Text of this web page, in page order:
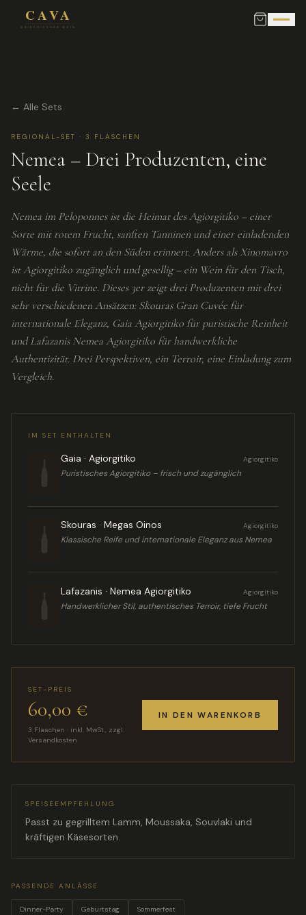
← Alle Sets
REGIONAL-SET · 3 FLASCHEN
Nemea – Drei Produzenten, eine
Seele
Nemea im Peloponnes ist die Heimat des Agiorgitiko – einer
Sorte mit rotem Frucht, sanften Tanninen und einer einladenden
Wärme, die sofort an den Süden erinnert. Anders als Xinomavro
ist Agiorgitiko zugänglich und gesellig – ein Wein für den Tisch,
nicht für die Vitrine. Dieses 3er zeigt drei Produzenten mit drei
sehr verschiedenen Ansätzen: Skouras Gran Cuvée für
internationale Eleganz, Gaia Agiorgitiko für puristische Reinheit
und Lafazanis Nemea Agiorgitiko für handwerkliche
Authentizität. Drei Perspektiven, ein Terroir, eine Einladung zum
Vergleich.
IM SET ENTHALTEN
Gaia · Agiorgitiko Agiorgitiko
Puristisches Agiorgitiko – frisch und zugänglich
Skouras · Megas Oinos Agiorgitiko
Klassische Reife und internationale Eleganz aus Nemea
Lafazanis · Nemea Agiorgitiko Agiorgitiko
Handwerklicher Stil, authentisches Terroir, tiefe Frucht
SET-PREIS
60,00 €
3 Flaschen · inkl. MwSt., zzgl.
Versandkosten
IN DEN WARENKORB
SPEISEEMPFEHLUNG
Passt zu gegrilltem Lamm, Moussaka, Souvlaki und
kräftigen Käsesorten.
PASSENDE ANLÄSSE
Dinner-Party Geburtstag Sommerfest